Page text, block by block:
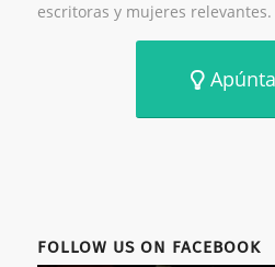
escritoras y mujeres relevantes.
FOLLOW US ON FACEBOOK